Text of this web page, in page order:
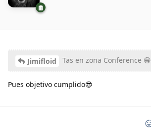
Jimifloid Tas en zona Conference 😁
Pues objetivo cumplido😎